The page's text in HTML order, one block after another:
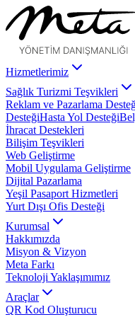
Hizmetlerimiz
Sağlık Turizmi Teşvikleri
Reklam ve Pazarlama
DesteğiHasta Yol Desteği
İhracat Destekleri
Bilişim Teşvikleri
Web Geliştirme
Mobil Uygulama Geliştirme
Dijital Pazarlama
Yeşil Pasaport Hizmetleri
Yurt Dışı Ofis Desteği
Kurumsal
Hakkımızda
Misyon & Vizyon
Meta Farkı
Teknoloji Yaklaşımımız
Araçlar
QR Kod Oluşturucu